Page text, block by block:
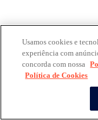
Usamos cookies e
experiência com
concorda com nossa
Política de Cookies